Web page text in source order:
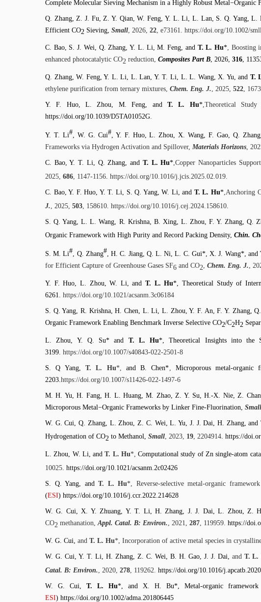
Complete Molecular Sieving Mechanism in a Highly Robust Metal−Organic
Q. Zhang, Z. J. Fu, Z. Y. Qian, W. Feng, Y. L. Li, L. Lan, S. Q. Yang, L.
Efficient CO2 Sieving, Small , 2026, 22 , e73161. https://doi.org/10.1002/
C. Bao, S. J. Wei, Q. Zhang, Y. L. Li, M. Feng, and T. L. Hu*, Boosting
enhanced photocatalytic CO2 reduction, Composites Part B, 2026, 316,
Q. Zhang, W. Feng, Y. L. Li, L. Lan, Y. T. Li, L. L. Wang, X. Yu, and T.
ethylene purification from ternary mixtures, Chem. Eng. J., 2025, 522,
Y. F. Huo, L. Zhou, M. Feng, and T. L. Hu*,Theoretical
https://doi.org/10.1039/D5TA01052G.
Y. T. Li#, W. G. Cui#, Y. F. Huo, L. Zhou, X. Wang, F. Gao, Q.
Frameworks via Hydrogen Activation and Spillover, Materials Horizons ,
C. Bao, Y. T. Li, Q. Zhang, and T. L. Hu* ,Copper Nanoparticles
2025, 686 , 1147-1156 https://doi.org/10.1016/j.jcis.2025.02.019
C. Bao, Y. F. Huo, Y. T. Li, S. Q. Yang, W. Li, and T. L. Hu* ,Anchoring
J. , 2025, 503 , 158610 https://doi.org/10.1016/j.cej.2024.158610
S. Q. Yang, L. L. Wang, R. Krishna, B. Xing, L. Zhou, F. Y. Zhang, Q.
Organic Framework with High Purity and Record Packing Density, Chin.
S. M. Li# , Q. Zhang#, H. C. Jiang, Q. L. Ni, L. C. Gui*, X. J. Wang*, and
for Efficient Capture of Greenhouse Gases SF6 and CO2 Chem. Eng. J. ,
Y. F. Huo, L. Zhou, W. Li, andT. L. Hu*, Theoretical Study of
6261. https://doi.org/10.1021/acsanm.3c06184
S. Q. Yang, R. Krishna, H. Chen, L. Li, L. Zhou, Y. F. An, F. Y. Zhang,
Organic Framework Enabling Benchmark Inverse Selective CO2/C2H2
L. Zhou, Y. Q. Su* and T. L. Hu*, Theoretical Insights into the
3199. https://doi.org/10.1007/s40843-022-2501-8
S. Q Yang, T. L. Hu*, and B. Chen* Microporous metal-organic
2203. https://doi.org/10.1007/s11426-022-1497-6
M. H. Yu, H. Fang, H. L. Huang, M. Zhao, Z. Y. Su, H.-X. Nie, Z.
Microporous Metal−Organic Frameworks by Linker Fine-Fluorination, Small
W. G. Cui, Q. Zhang, L. Zhou, Z. C. Wei, L. Yu, J. J. Dai, H. Zhang, and
Hydrogenation of CO2 to Methanol, Small, 2023, 19, 2204914. https://
L. Zhou, W. Li, andT. L. Hu*,Computational study of Zn single-atom
10025 https://doi.org/10.1021/acsanm.2c02426
S. Q. Yang, andT. L. Hu*, Reverse-selective metal-organic
(ESI) https://doi.org/10.1016/j.ccr.2022.214628
W. G. Cui, X. Y. Zhuang, Y. T. Li, H. Zhang, J. J. Dai, L. Zhou, Z.
CO2 methanation, Appl. Catal. B: Environ. , 2021, 287 , 119959. https://
W. G. Cui, and T. L. Hu*, Incorporation of active metal species in
W. G. Cui, Y. T. Li, H. Zhang, Z. C. Wei, B. H. Gao, J. J. Dai, and T. L.
Catal. B: Environ. , 2020, 278 , 119262. https://doi.org/10.1016/
W. G. Cui, T. L. Hu*, and X. H. Bu*, Metal-organic framework
ESI) https://doi.org/10.1002/adma.201806445